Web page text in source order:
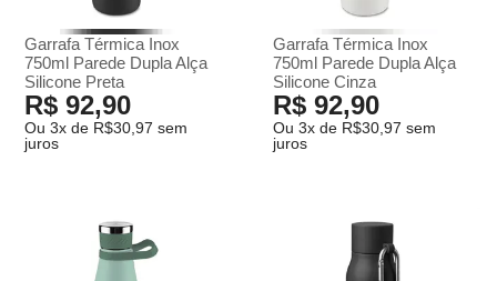
Garrafa Térmica Inox
750ml Parede Dupla Alça
Silicone Preta
R$ 92,90
Ou 3x de R$30,97 sem
juros
Garrafa Térmica Inox
750ml Parede Dupla Alça
Silicone Cinza
R$ 92,90
Ou 3x de R$30,97 sem
juros